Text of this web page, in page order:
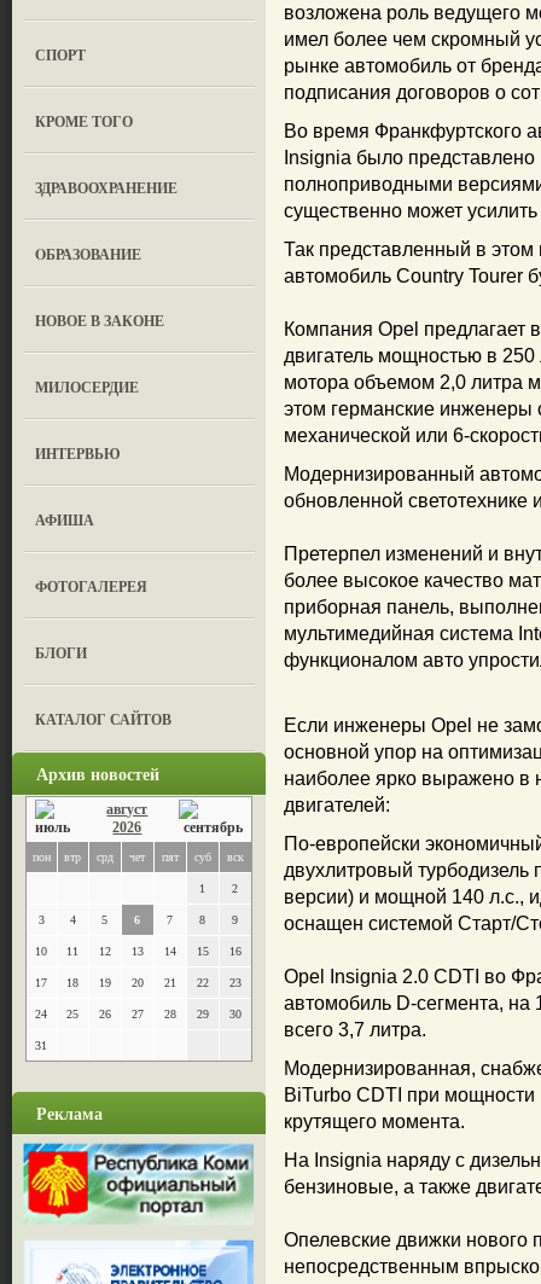
СПОРТ
КРОМЕ ТОГО
ЗДРАВООХРАНЕНИЕ
OБРАЗОВАНИЕ
НОВОЕ В ЗАКОНЕ
МИЛОСЕРДИЕ
ИНТЕРВЬЮ
АФИША
ФОТОГАЛЕРЕЯ
БЛОГИ
КАТАЛОГ САЙТОВ
Архив новостей
август
2026
пон втр срд чет пят суб вск
1 2
3 4 5 6 7 8 9
10 11 12 13 14 15 16
17 18 19 20 21 22 23
24 25 26 27 28 29 30
31
Реклама
возложена роль ведущего
имел более чем скромный
рынке автомобиль от
подписания договоров о
Во время Франкфуртского
Insignia было
полноприводными
существенно может
Так представленный в
автомобиль Country Tourer
Компания Opel предлагает
двигатель мощностью в
мотора объемом 2,0 литра
этом германские инженеры
механической или 6-
Модернизированный
обновленной светотехнике
Претерпел изменений и
более высокое качество
приборная панель,
мультимедийная система
функционалом авто
Если инженеры Opel не
основной упор на
наиболее ярко выражено в
двигателей:
По-европейски
двухлитровый турбодизель
версии) и мощной 140 л.с.,
оснащен системой Старт/
Opel Insignia 2.0 CDTI во
автомобиль D-сегмента, на
всего 3,7 литра.
Модернизированная,
BiTurbo CDTI при
крутящего момента.
На Insignia наряду с
бензиновые, а также
Опелевские движки нового
непосредственным